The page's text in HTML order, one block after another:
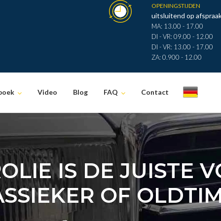
OPENINGSTIJDEN
uitsluitend op
MA: 13.00 - 17.00
DI - VR: 09.00 - 12.00
DI - VR: 13.00 - 17.00
ZA: 0.900 - 12.00
Video Blog FAQ Contact .
IS DE JUISTE
OF